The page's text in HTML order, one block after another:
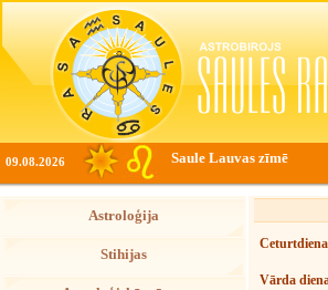
09.08.2026 Saule Lauvas zīmē
Astroloģija
Stihijas
Ceturtdiena
Vārda